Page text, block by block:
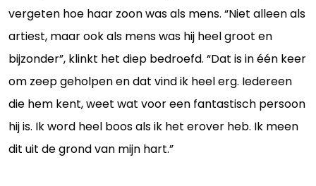
vergeten hoe haar zoon was als mens. “Niet alleen als
artiest, maar ook als mens was hij heel groot en
bijzonder”, klinkt het diep bedroefd. “Dat is in één keer
om zeep geholpen en dat vind ik heel erg. Iedereen
die hem kent, weet wat voor een fantastisch persoon
hij is. Ik word heel boos als ik het erover heb. Ik meen
dit uit de grond van mijn hart.”